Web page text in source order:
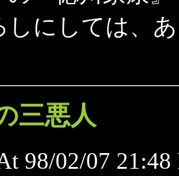
しにしては、
三悪人
98/02/07